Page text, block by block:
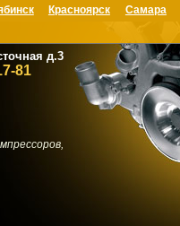
д.3
81
Красноярск Самара